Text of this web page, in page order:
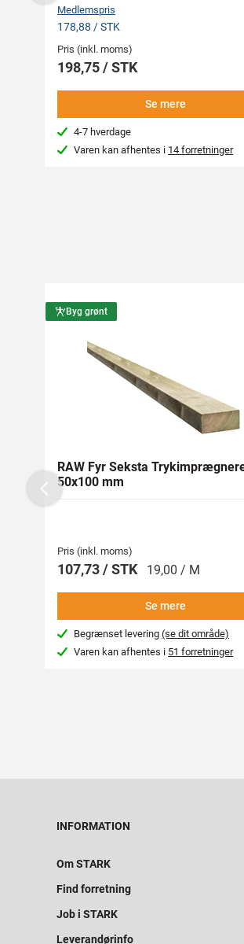
Medlemspris
178,88 / STK
Pris (inkl. moms)
198,75 / STK
Se mere
4-7 hverdage
Varen kan afhentes i 14 forretninger
Byg grønt
RAW Fyr Seksta
50x100 mm
Pris (inkl. moms)
107,73 / STK 19,00 / M
Se mere
Begrænset levering(se dit område)
Varen kan afhentes i 51 forretninger
Previous
INFORMATION
Om STARK
Find forretning
Job i STARK
Leverandørinfo